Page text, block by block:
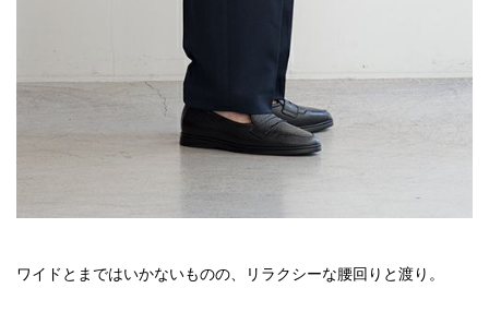
ワイドとまではいかないものの、リラクシーな腰回りと渡り。